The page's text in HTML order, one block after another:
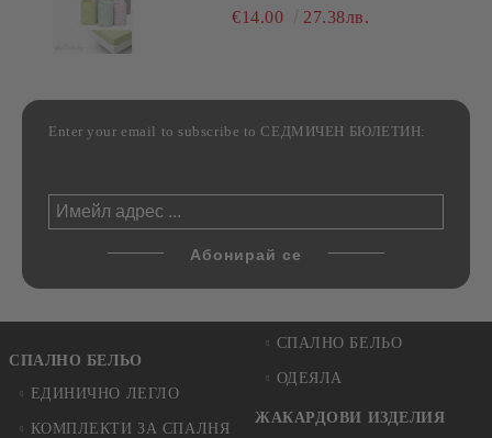
РАЗЛИЧНИ РАЗМЕРИ
€14.00 27.38лв.
Enter your email to subscribe to СЕДМИЧЕН БЮЛЕТИН:
СПАЛНО БЕЛЬО
ЕДИНИЧНО ЛЕГЛО
КОМПЛЕКТИ ЗА СПАЛНЯ
СПАЛНО БЕЛЬО
ОДЕЯЛА
ЖАКАРДОВИ ИЗДЕЛИЯ